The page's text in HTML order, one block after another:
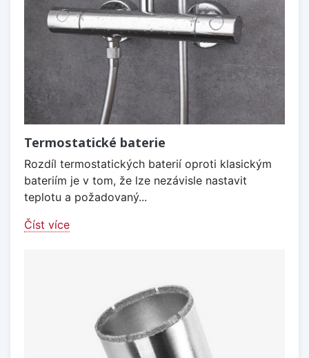
Termostatické baterie
Rozdíl termostatických baterií oproti klasickým
bateriím je v tom, že lze nezávisle nastavit
teplotu a požadovaný...
Číst více